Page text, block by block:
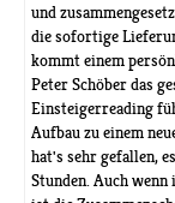
und
die sofortige
kommt einem
Peter Schöber das
Einsteigerreading
Aufbau zu einem
hat's sehr gefallen,
Stunden. Auch